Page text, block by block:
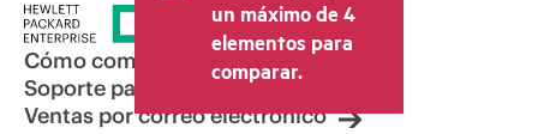
la venta, el IVA y el envío. El precio de la
transacción que establece el distribuidor
puede variar con respecto a otros
distribuidores y al precio indicativo
mostrado. El precio indicativo puede
incluir ofertas promocionales por tiempo
un máximo de 4
elementos para
comparar.
Cómo comprar
Soporte para productos
Ventas por correo electrónico